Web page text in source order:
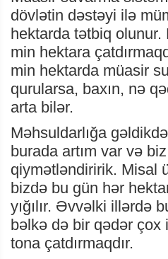
dövlətin dəstəyi ilə
hektarda tətbiq
min hektara
min hektarda müasir
qurularsa, baxın, nə
arta bilər.
Məhsuldarlığa
burada artım var və
qiymətləndiririk. Misal
bizdə bu gün hər
yığılır. Əvvəlki illərdə
bəlkə də bir qədər
tona çatdırmaqdır.